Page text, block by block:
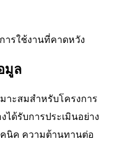
รใช้งานที่คาดหวัง
มูล
าะสมสำหรับโครงการ
ได้รับการประเมินอย่าง
นิค ความต้านทานต่อ